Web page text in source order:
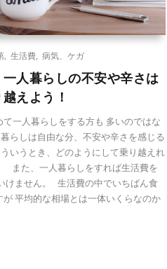
生活費 病気、ケガ
人暮らしの不安や辛さは
えよう！
一人暮らしをする方も 多いのではな
らしは自由な分、不安や辛さを感じる
いうとき、どのようにして乗り越えれ
また、一人暮らしをすれば生活費を
けません。 生活費の中でいちばん食
平均的な相場とは一体いくらなのか